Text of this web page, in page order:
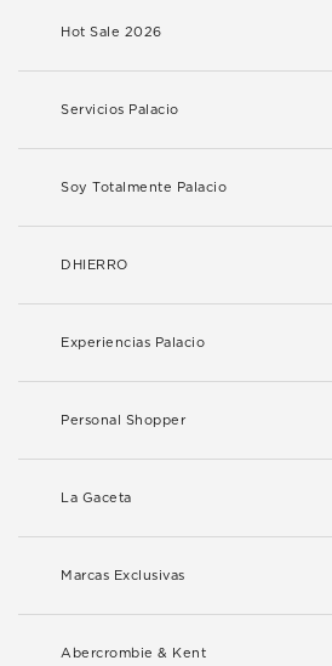
Hot Sale 2026
Servicios Palacio
Soy Totalmente Palacio
DHIERRO
Experiencias Palacio
Personal Shopper
La Gaceta
Marcas Exclusivas
Abercrombie & Kent